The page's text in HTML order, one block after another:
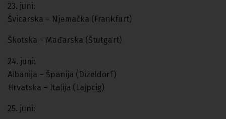
23. juni:
Švicarska – Njemačka (Frankfurt)
Škotska – Mađarska (Štutgart)
24. juni:
Albanija – Španija (Dizeldorf)
Hrvatska – Italija (Lajpcig)
25. juni: